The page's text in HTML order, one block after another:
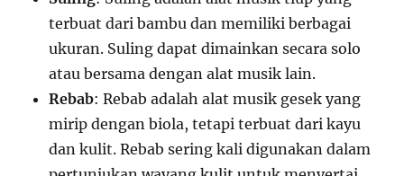
terbuat dari bambu dan memiliki berbagai
ukuran. Suling dapat dimainkan secara solo
atau bersama dengan alat musik lain.
Rebab: Rebab adalah alat musik gesek yang
mirip dengan biola, tetapi terbuat dari kayu
dan kulit. Rebab sering kali digunakan dalam